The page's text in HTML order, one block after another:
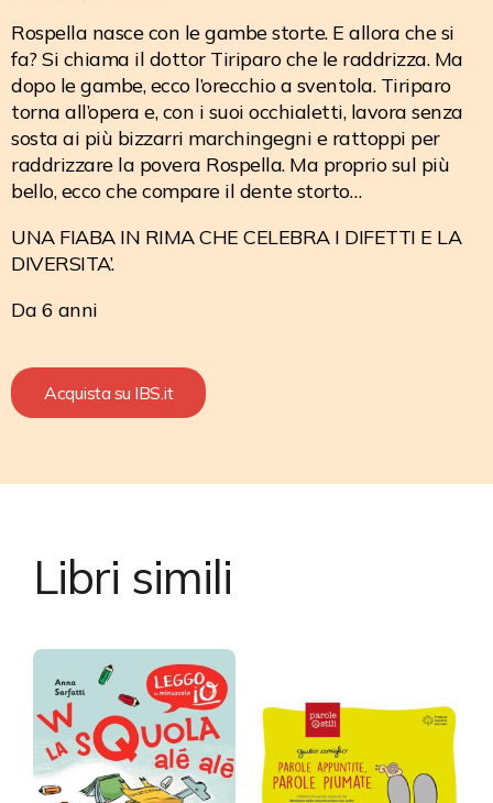
Rospella nasce con le gambe storte. E allora che si
fa? Si chiama il dottor Tiriparo che le raddrizza. Ma
dopo le gambe, ecco l’orecchio a sventola. Tiriparo
torna all’opera e, con i suoi occhialetti, lavora senza
sosta ai più bizzarri marchingegni e rattoppi per
raddrizzare la povera Rospella. Ma proprio sul più
bello, ecco che compare il dente storto…
UNA FIABA IN RIMA CHE CELEBRA I DIFETTI E LA
DIVERSITA’.
Da 6 anni
Acquista su IBS.it
Libri simili